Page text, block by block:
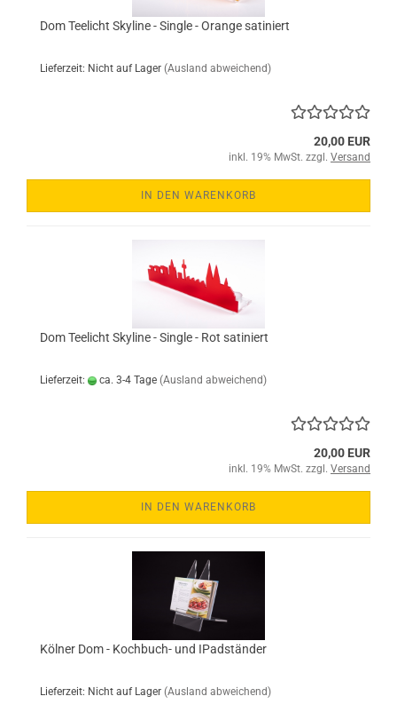
Dom Teelicht Skyline - Single - Orange satiniert
Lieferzeit: Nicht auf Lager (Ausland abweichend)
20,00 EUR
inkl. 19% MwSt. zzgl. Versand
IN DEN WARENKORB
Dom Teelicht Skyline - Single - Rot satiniert
Lieferzeit: ca. 3-4 Tage (Ausland abweichend)
20,00 EUR
inkl. 19% MwSt. zzgl. Versand
IN DEN WARENKORB
Kölner Dom - Kochbuch- und IPadständer
Lieferzeit: Nicht auf Lager (Ausland abweichend)